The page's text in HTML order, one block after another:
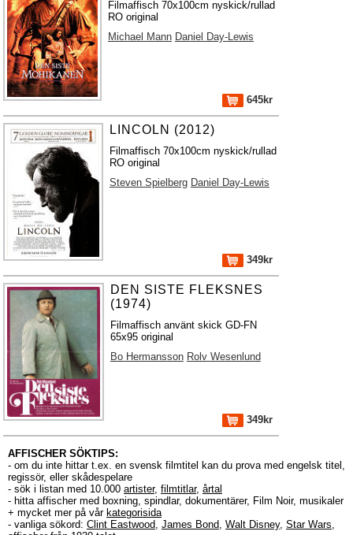
Filmaffisch 70x100cm nyskick/rullad
RO original
Michael Mann Daniel Day-Lewis
645kr
LINCOLN (2012)
Filmaffisch 70x100cm nyskick/rullad
RO original
Steven Spielberg Daniel Day-Lewis
349kr
DEN SISTE FLEKSNES
(1974)
Filmaffisch använt skick GD-FN
65x95 original
Bo Hermansson Rolv Wesenlund
349kr
AFFISCHER SÖKTIPS:
- om du inte hittar t.ex. en svensk filmtitel kan du prova med engelsk titel,
regissör, eller skådespelare
- sök i listan med 10.000 artister, filmtitlar, årtal
- hitta affischer med boxning, spindlar, dokumentärer, Film Noir, musikaler
+ mycket mer på vår kategorisida
- vanliga sökord: Clint Eastwood, James Bond, Walt Disney, Star Wars,